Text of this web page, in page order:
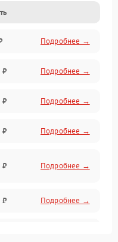
Подробнее →
₽ Подробнее →
₽ Подробнее →
₽ Подробнее →
₽ Подробнее →
₽ Подробнее →